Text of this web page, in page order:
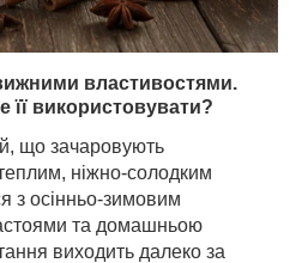
властивостями.
її використовувати?
що зачаровують
ніжно-солодким
з осінньо-зимовим
та домашньою
виходить далеко за